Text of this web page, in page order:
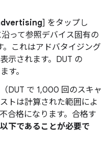
] をタップし
って参照デバイス固有の
。これはアドバタイジング
示されます。DUT の
す。
DUT で 1,000 回のスキャ
トは計算された範囲によ
合格になります。合格す
下であることが必要で